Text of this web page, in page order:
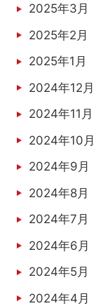
2025年3月
2025年2月
2025年1月
2024年12月
2024年11月
2024年10月
2024年9月
2024年8月
2024年7月
2024年6月
2024年5月
2024年4月